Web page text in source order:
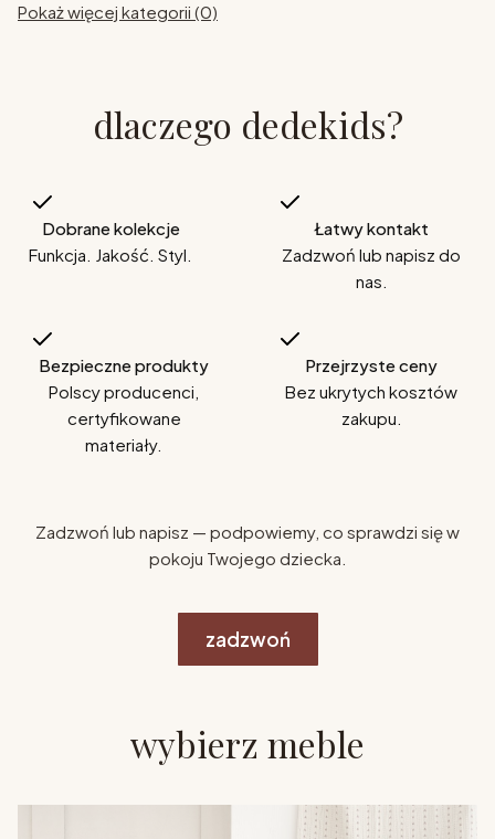
Pokaż więcej kategorii (0)
dlaczego dedekids?
Dobrane kolekcje
Funkcja. Jakość. Styl.
Łatwy kontakt
Zadzwoń lub napisz do
nas.
Bezpieczne produkty
Polscy producenci,
certyfikowane
materiały.
Przejrzyste ceny
Bez ukrytych kosztów
zakupu.
Zadzwoń lub napisz — podpowiemy, co sprawdzi się w
pokoju Twojego dziecka.
zadzwoń
wybierz meble